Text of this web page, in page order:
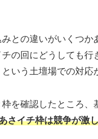
との違いがいくつか
の回にどうしても行
いう土壇場での対応
を確認したところ、
さイチ枠は競争が激